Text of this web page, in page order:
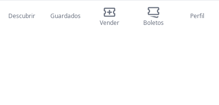
Quiénes somos
Descubrir
Guardados
Vender
Boletos
Perfil